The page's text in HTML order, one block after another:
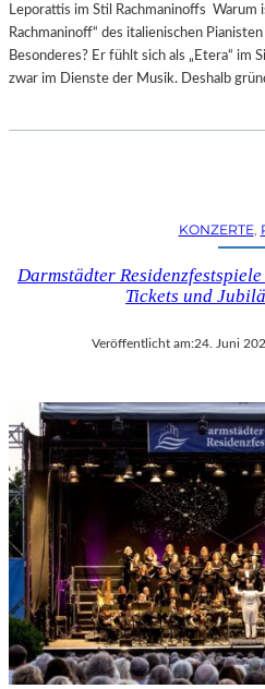
Leporattis im Stil Rachmaninoffs Warum
Rachmaninoff“ des italienischen
Besonderes? Er fühlt sich als „Etera“ im
zwar im Dienste der Musik. Deshalb
KONZERTE,
Darmstädter
Tickets und
Veröffentlicht am:24. Juni